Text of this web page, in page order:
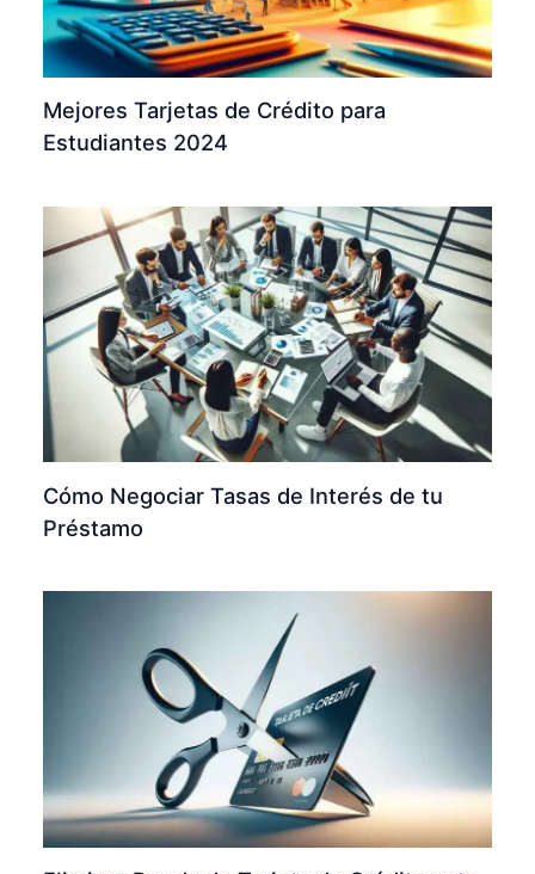
Mejores Tarjetas de Crédito para
Estudiantes 2024
Cómo Negociar Tasas de Interés de tu
Préstamo